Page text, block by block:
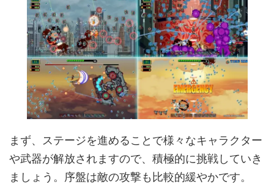
まず、ステージを進めることで様々なキャラクター
や武器が解放されますので、積極的に挑戦していき
ましょう。序盤は敵の攻撃も比較的緩やかです。